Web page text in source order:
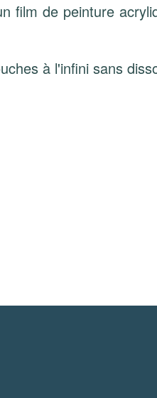
film de peinture
à l'infini sans